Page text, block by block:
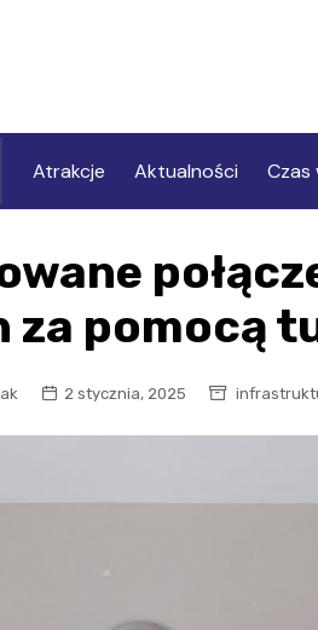
Atrakcje Aktualności Czas
za pomocą
2 stycznia, 2025